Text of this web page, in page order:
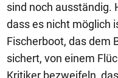
sind noch ausständig.
dass es nicht möglich
Fischerboot, das dem
sichert, von einem
Kritiker bezweifeln,